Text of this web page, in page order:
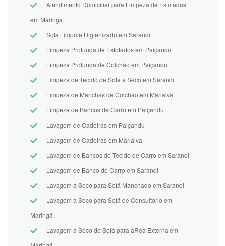
Atendimento Domiciliar para Limpeza de Estofados
em Maringá
Sofá Limpo e Higienizado em Sarandi
Limpeza Profunda de Estofados em Paiçandu
Limpeza Profunda de Colchão em Paiçandu
Limpeza de Tecido de Sofá a Seco em Sarandi
Limpeza de Manchas de Colchão em Marialva
Limpeza de Bancos de Carro em Paiçandu
Lavagem de Cadeiras em Paiçandu
Lavagem de Cadeiras em Marialva
Lavagem de Bancos de Tecido de Carro em Sarandi
Lavagem de Banco de Carro em Sarandi
Lavagem a Seco para Sofá Manchado em Sarandi
Lavagem a Seco para Sofá de Consultório em
Maringá
Lavagem a Seco de Sofá para áRea Externa em